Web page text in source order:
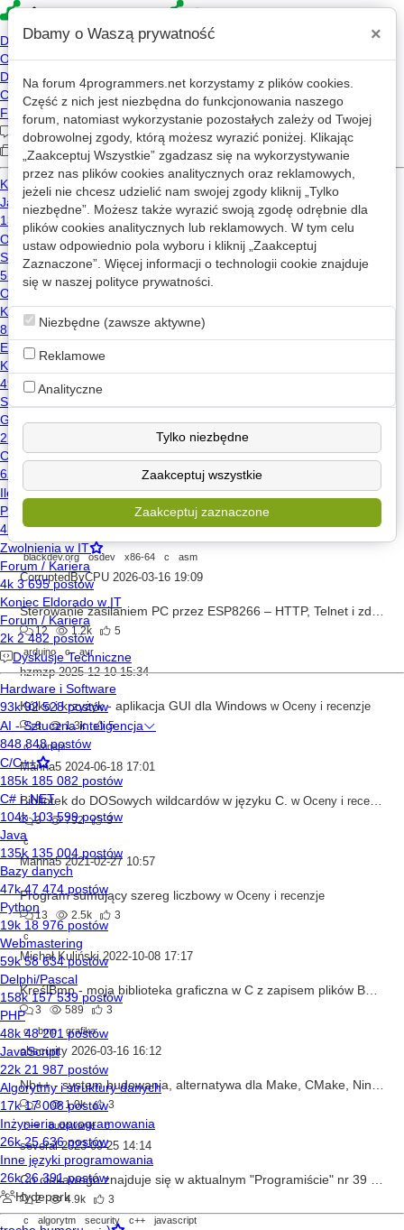
4p
Forum
Kategorie Wszystkie Wątki z: c
Pomyłka adresu email przez rekrutatorawKariera
15 7.6k
19
mail
embedded c c++ linux
czysteskarpety 2015-11-05 13:48
Zaakceptowano Projekt "droga do zawodowego programisty C"
45 17.0k
8
embedded
c++ c
BraVolt 2019-12-19 19:17
Zaakceptowano Hardware + Software - framework pod IoT z arduino dla ESP8266 oraz ESP32
c++
c esp32 esp8266 elektronika
2024-04-13 23:02
Programowanie systemowe procesorów z rodziny x86-64.
blackdev.org
osdev x86-64 c asm
CorruptedByCPU 2026-03-16 19:09
12 1.2k
5
arduino
c avr
hzmzp 2025-12-10 15:34
Kółko i krzyżyk - aplikacja GUI dla Windows w Oceny i recenzje
8 1.3k
5
c
winapi
Manna5 2024-06-18 17:01
Bibliotek do DOSowych wildcardów w języku C. w Oceny i recenzje
3 792
3
c
Manna5 2021-02-27 10:57
Program sumujący szereg liczbowy w Oceny i recenzje
13 2.5k
3
c
Michał Kuliński 2022-10-08 17:17
3 589
3
c
bmp grafika
obscurity 2026-03-16 16:12
3 1.0k
3
c++
budowanie c
several 2023-09-25 14:14
Co ciekawego znajduje się w aktualnym "Programiście" nr 39
2 4.9k
3
c
algorytm security c++ javascript
Dbamy o Waszą prywatność ×
Na forum 4programmers.net korzystamy z plików cookies.
Część z nich jest niezbędna do funkcjonowania naszego
forum, natomiast wykorzystanie pozostałych zależy od Twojej
dobrowolnej zgody, którą możesz wyrazić poniżej. Klikając
„Zaakceptuj Wszystkie” zgadzasz się na wykorzystywanie
przez nas plików cookies analitycznych oraz reklamowych,
jeżeli nie chcesz udzielić nam swojej zgody kliknij „Tylko
niezbędne”. Możesz także wyrazić swoją zgodę odrębnie dla
plików cookies analitycznych lub reklamowych. W tym celu
ustaw odpowiednio pola wyboru i kliknij „Zaakceptuj
Zaznaczone”. Więcej informacji o technologii cookie znajduje
się w naszej polityce prywatności.
Niezbędne (zawsze aktywne)
Reklamowe
Analityczne
Tylko niezbędne
Zaakceptuj wszystkie
Zaakceptuj zaznaczone